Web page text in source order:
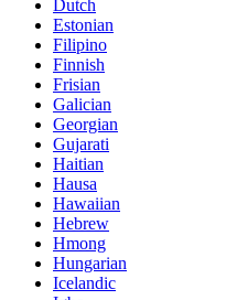
Dutch
Estonian
Filipino
Finnish
Frisian
Galician
Georgian
Gujarati
Haitian
Hausa
Hawaiian
Hebrew
Hmong
Hungarian
Icelandic